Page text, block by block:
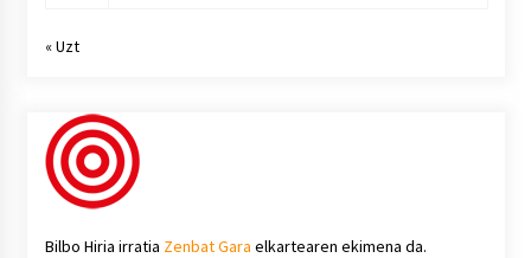
« Uzt
Bilbo Hiria irratia Zenbat Gara elkartearen ekimena da.